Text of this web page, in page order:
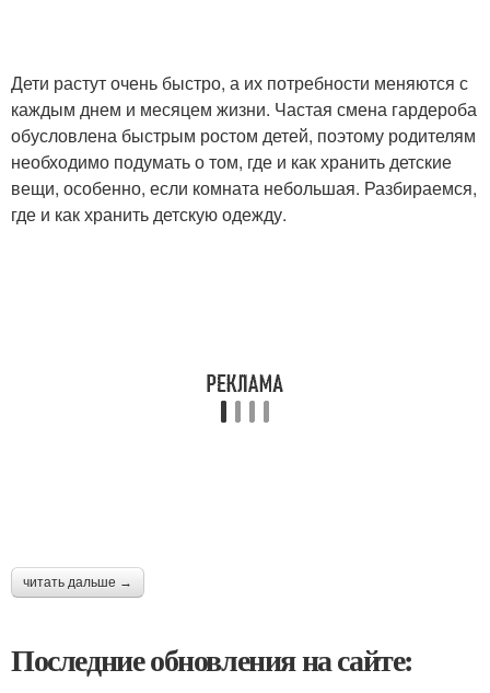
Дети растут очень быстро, а их потребности меняются с
каждым днем и месяцем жизни. Частая смена гардероба
обусловлена быстрым ростом детей, поэтому родителям
необходимо подумать о том, где и как хранить детские
вещи, особенно, если комната небольшая. Разбираемся,
где и как хранить детскую одежду.
читать дальше →
Последние обновления на сайте: